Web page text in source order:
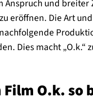
und
eröffnen. Die Art
Dies macht
O.k. so